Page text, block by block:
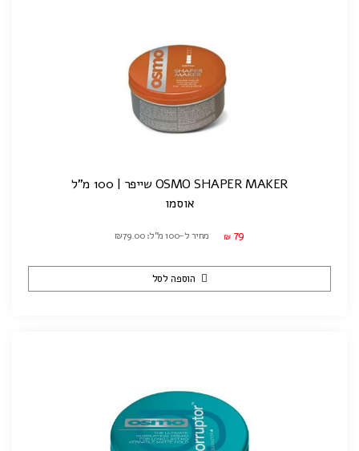
OSMO SHAPER MAKER שייפר | 100 מ"ל
אוסמו
₪ 79 מחיר ל-100 מ"ל: ₪79.00
הוספה לסל